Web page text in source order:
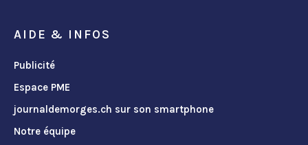
AIDE & INFOS
Publicité
Espace PME
journaldemorges.ch sur son smartphone
Notre équipe